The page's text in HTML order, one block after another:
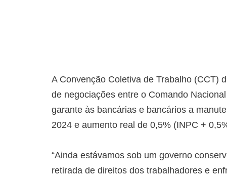
A Convenção Coletiva de Trabalho (CCT)
de negociações entre o Comando
garante às bancárias e bancários a
2024 e aumento real de 0,5% (INPC +
“Ainda estávamos sob um governo
retirada de direitos dos trabalhadores e